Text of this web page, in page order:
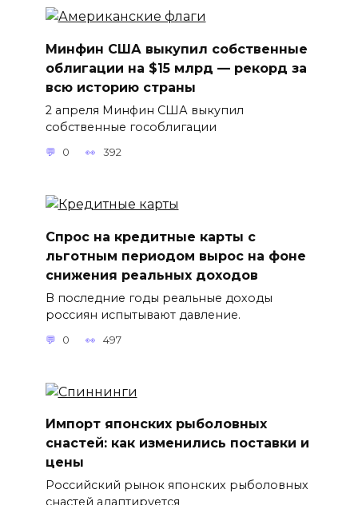
Минфин США выкупил собственные
облигации на $15 млрд — рекорд за
всю историю страны
2 апреля Минфин США выкупил
собственные гособлигации
0 392
Спрос на кредитные карты с
льготным периодом вырос на фоне
снижения реальных доходов
В последние годы реальные доходы
россиян испытывают давление.
0 497
Импорт японских рыболовных
снастей: как изменились поставки и
цены
Российский рынок японских рыболовных
снастей адаптируется